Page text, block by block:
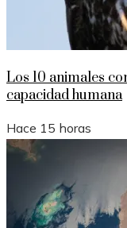
Los 10 animales
capacidad humana
Hace 15 horas